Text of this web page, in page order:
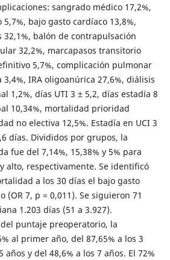
sangrado médico 17,2%,
bajo gasto cardíaco 13,8%,
32,1%, balón de contrapulsación
32,2%, marcapasos transitorio
5,7%, complicación pulmonar
3,4%, IRA oligoanúrica 27,6%, diálisis
1,2%, días UTI 3 ± 5,2, días estadía 8
10,34%, mortalidad prioridad
no electiva 12,5%. Estadía en UCI 3
días. Divididos por grupos, la
fue del 7,14%, 15,38% y 5% para
alto, respectivamente. Se identificó
a los 30 días el bajo gasto
(OR 7, p = 0,011). Se siguieron 71
1.203 días (51 a 3.927).
puntaje preoperatorio, la
al primer año, del 87,65% a los 3
años y del 48,6% a los 7 años. El 72%